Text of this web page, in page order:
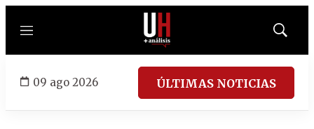
Menú
Mostrar
09 ago 2026 ÚLTIMAS NOTICIAS